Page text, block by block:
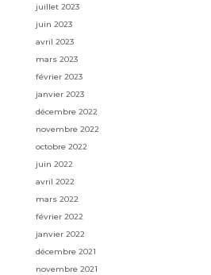
juillet 2023
juin 2023
avril 2023
mars 2023
février 2023
janvier 2023
décembre 2022
novembre 2022
octobre 2022
juin 2022
avril 2022
mars 2022
février 2022
janvier 2022
décembre 2021
novembre 2021